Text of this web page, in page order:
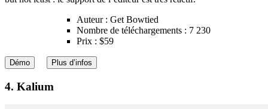
Auteur : Get Bowtied
Nombre de téléchargements : 7 230
Prix : $59
Démo Plus d’infos
4. Kalium